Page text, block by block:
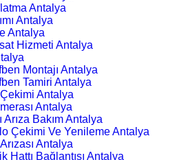
Antalya
Antalya
Antalya
Hizmeti Antalya
Montajı Antalya
Tamiri Antalya
Antalya
Antalya
Arıza Bakım Antalya
Çekimi Ve Yenileme Antalya
Antalya
Hattı Bağlantısı Antalya